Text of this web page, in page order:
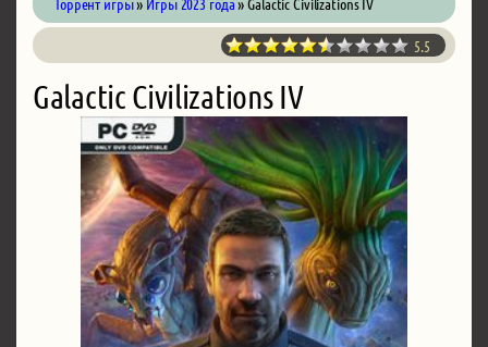
5.5
Galactic Civilizations IV